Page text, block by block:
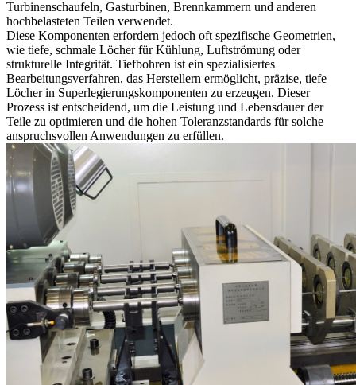
Turbinenschaufeln, Gasturbinen, Brennkammern und anderen
hochbelasteten Teilen verwendet.
Diese Komponenten erfordern jedoch oft spezifische Geometrien,
wie tiefe, schmale Löcher für Kühlung, Luftströmung oder
strukturelle Integrität. Tiefbohren ist ein spezialisiertes
Bearbeitungsverfahren, das Herstellern ermöglicht, präzise, tiefe
Löcher in Superlegierungskomponenten zu erzeugen. Dieser
Prozess ist entscheidend, um die Leistung und Lebensdauer der
Teile zu optimieren und die hohen Toleranzstandards für solche
anspruchsvollen Anwendungen zu erfüllen.